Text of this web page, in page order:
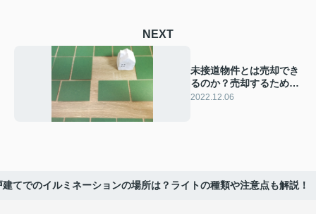
NEXT
未接道物件とは売却でき
るのか？売却するための
方法をご紹介！
2022.12.06
建てでのイルミネーションの場所は？ライトの種類や注意点も解説！